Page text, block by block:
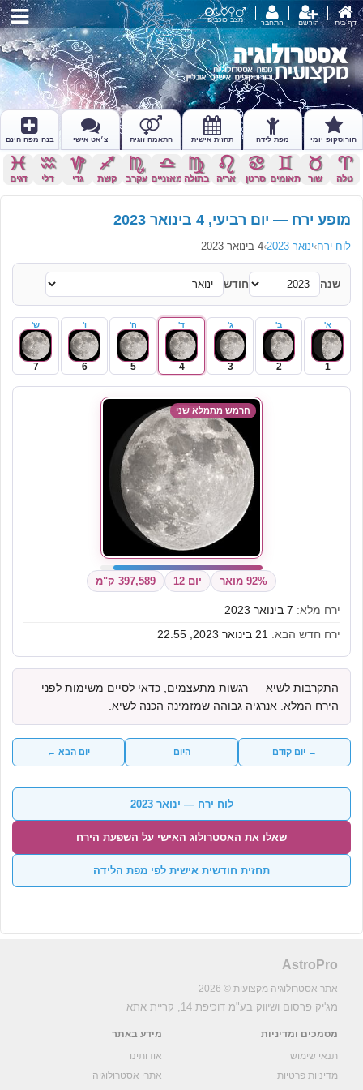
דף בית הירשם התחבר מצב כוכבים
הורוסקופ יומי מפת לידה תחזית אישית התאמה זוגית צ׳אט אישי בנה מפה חינם
a
טלה
s
שור
d
תאומים
f
סרטן
g
אריה
h
בתולה
j
מאזניים
k
עקרב
l
קשת
z
גדי
x
דלי
c
דגים
מופע ירח — יום רביעי, 4 בינואר 2023
לוח ירח›ינואר 2023 ›4 בינואר 2023
שנה חודש
א'
1
ב'
2
ג'
3
ד'
4
ה'
5
ו'
6
ש'
7
חרמש מתמלא שני
92% מואר יום 12 397,589 ק"מ
ירח מלא:
ירח חדש הבא:
התקרבות לשיא — רגשות מתעצמים, כדאי לסיים משימות לפני
הירח המלא. אנרגיה גבוהה שמזמינה הכנה לשיא.
→ יום קודם היום יום הבא ←
לוח ירח — ינואר 2023
שאלו את האסטרולוג האישי על השפעת הירח
תחזית חודשית אישית לפי מפת הלידה
AstroPro
אתר אסטרולוגיה מקצועית © 2026
מג'יק פרסום ושיווק בע"מ דוכיפת 14, קריית אתא
מסמכים ומדיניות
תנאי שימוש
מדיניות פרטיות
מידע באתר
אודותינו
אתרי אסטרולוגיה